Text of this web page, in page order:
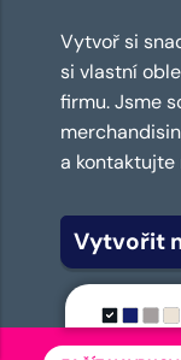
Vytvoř si
si vlastní
firmu. Jsme
a kontaktujte
Vytvořit